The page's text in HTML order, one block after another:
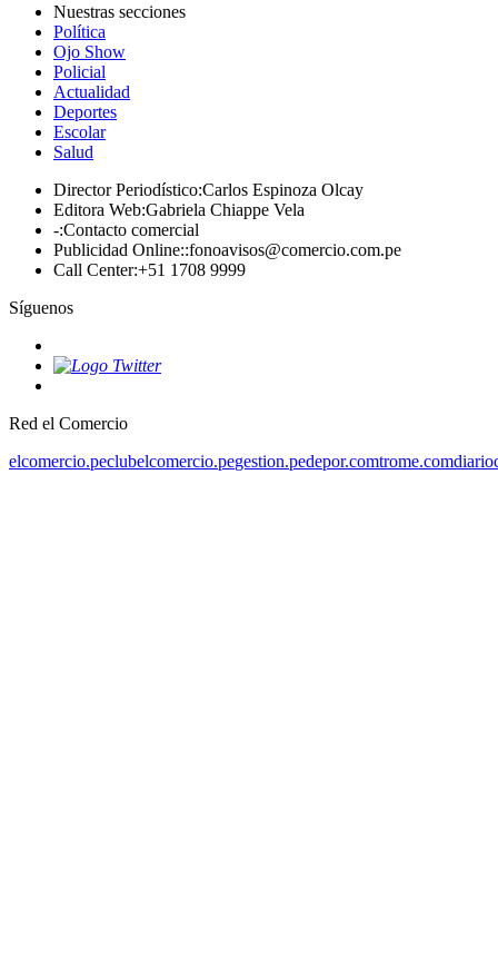
Nuestras secciones
Política
Ojo Show
Policial
Actualidad
Deportes
Escolar
Salud
Director Periodístico:Carlos Espinoza Olcay
Editora Web:Gabriela Chiappe Vela
-:Contacto comercial
Publicidad Online::fonoavisos@comercio.com.pe
Call Center:+51 1708 9999
Síguenos
Red el Comercio
elcomercio.peclubelcomercio.pegestion.pedepor.comtrome.com